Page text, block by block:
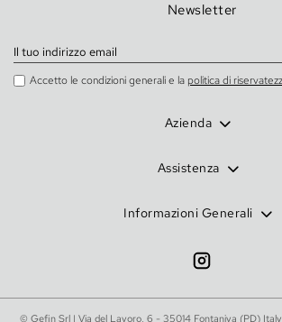
Newsletter
Accetto le condizioni generali e la politica di
Azienda
Assistenza
Informazioni Generali
© Gefin Srl | Via del Lavoro, 6 - 35014 Fontaniva (PD) Italy